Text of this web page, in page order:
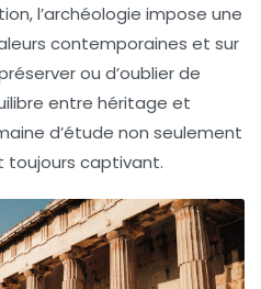
l’archéologie impose une
contemporaines et sur
ou d’oublier de
entre héritage et
d’étude non seulement
toujours captivant.